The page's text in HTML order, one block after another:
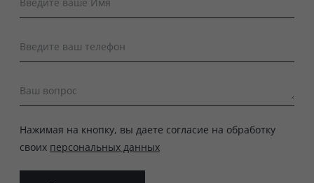
Введите ваш телефон
Ваш вопрос
Нажимая на кнопку, вы даете согласие на обработку
своих персональных данных